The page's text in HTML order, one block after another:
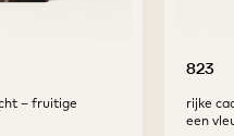
– fruitige
823
rijke
een